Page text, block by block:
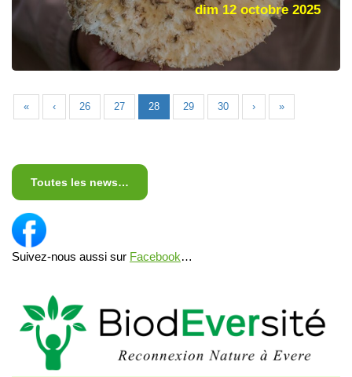
dim 12 octobre 2025
« ‹ 26 27 28 29 30 › »
Toutes les news…
Suivez-nous aussi sur Facebook…